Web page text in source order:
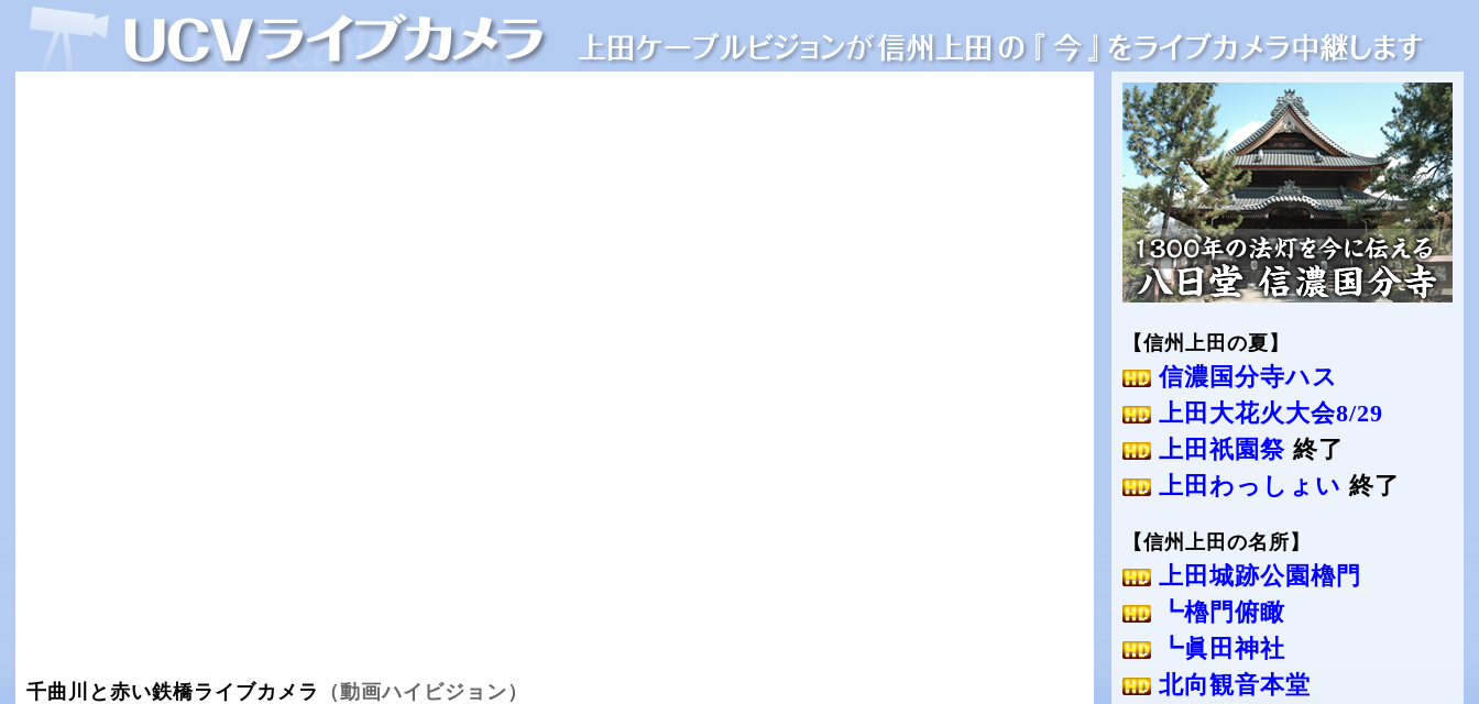
千曲川と赤い鉄橋ライブカメラ
（動画ハイビジョン）
【信州上田の夏】
信濃国分寺ハス
上田大花火大会8/29
上田祇園祭 終了
上田わっしょい 終了
【信州上田の名所】
上田城跡公園櫓門
┗櫓門俯瞰
┗眞田神社
北向観音本堂